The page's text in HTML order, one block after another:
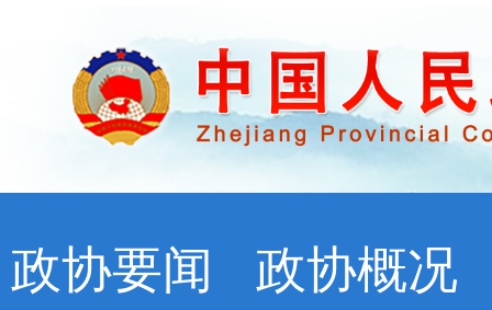
政协要闻 政协概况